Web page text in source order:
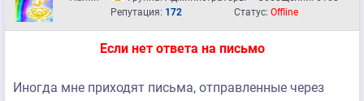
Репутация: 172 Статус:Offline
Если нет ответа на письмо
Иногда мне приходят письма, отправленные через